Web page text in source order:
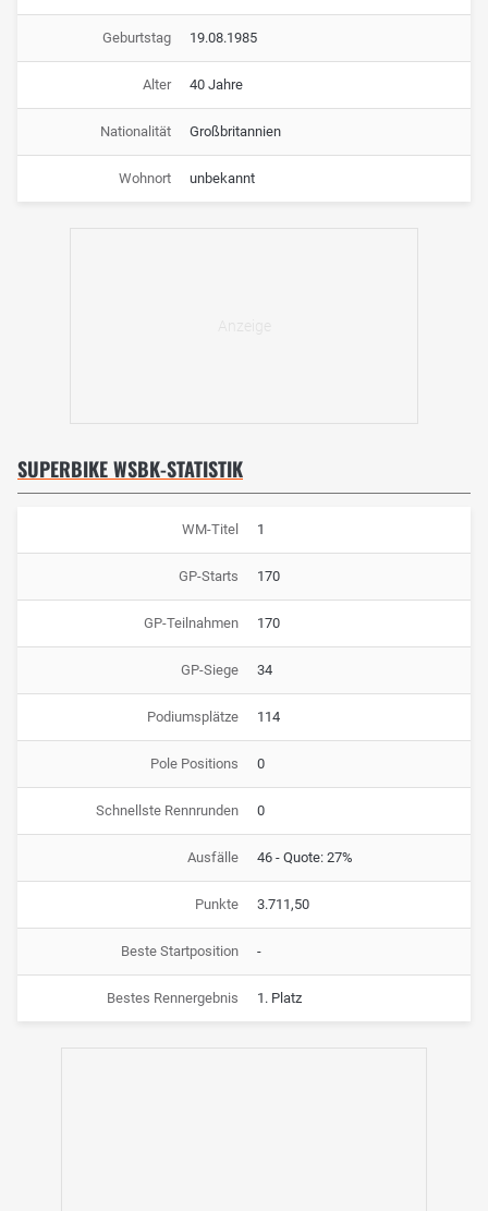
Geburtstag 19.08.1985
Alter 40 Jahre
Nationalität Großbritannien
Wohnort unbekannt
SUPERBIKE WSBK-STATISTIK
WM-Titel 1
GP-Starts 170
GP-Teilnahmen 170
GP-Siege 34
Podiumsplätze 114
Pole Positions 0
Schnellste Rennrunden 0
Ausfälle 46 - Quote: 27%
Punkte 3.711,50
Beste Startposition -
Bestes Rennergebnis 1. Platz